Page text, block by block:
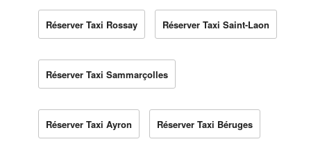
Réserver Taxi Rossay Réserver Taxi Saint-Laon
Réserver Taxi Sammarçolles
Réserver Taxi Ayron Réserver Taxi Béruges